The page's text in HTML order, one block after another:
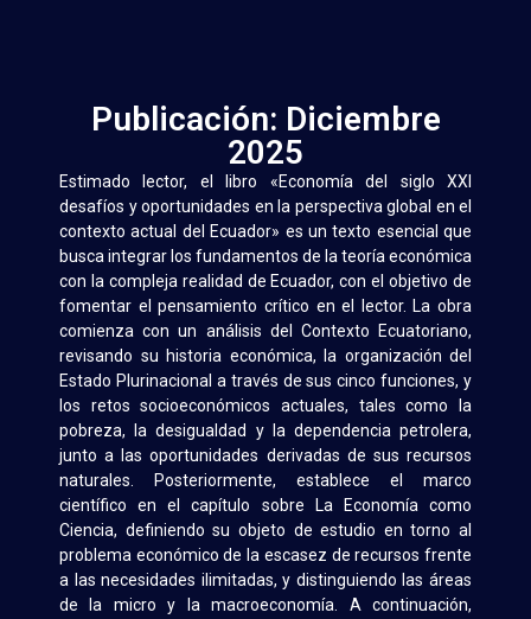
Publicación: Diciembre
2025
Estimado lector, el libro «Economía del siglo XXI
desafíos y oportunidades en la perspectiva global en el
contexto actual del Ecuador» es un texto esencial que
busca integrar los fundamentos de la teoría económica
con la compleja realidad de Ecuador, con el objetivo de
fomentar el pensamiento crítico en el lector. La obra
comienza con un análisis del Contexto Ecuatoriano,
revisando su historia económica, la organización del
Estado Plurinacional a través de sus cinco funciones, y
los retos socioeconómicos actuales, tales como la
pobreza, la desigualdad y la dependencia petrolera,
junto a las oportunidades derivadas de sus recursos
naturales. Posteriormente, establece el marco
científico en el capítulo sobre La Economía como
Ciencia, definiendo su objeto de estudio en torno al
problema económico de la escasez de recursos frente
a las necesidades ilimitadas, y distinguiendo las áreas
de la micro y la macroeconomía. A continuación,